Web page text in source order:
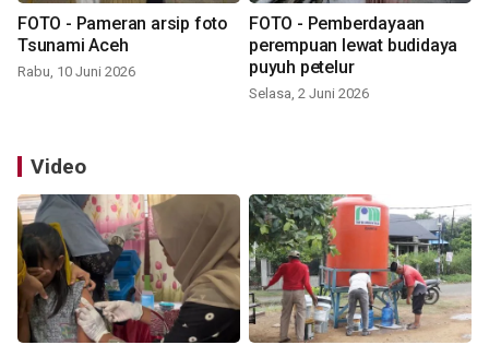
FOTO - Pameran arsip foto
Tsunami Aceh
Rabu, 10 Juni 2026
FOTO - Pemberdayaan
perempuan lewat budidaya
puyuh petelur
Selasa, 2 Juni 2026
Video